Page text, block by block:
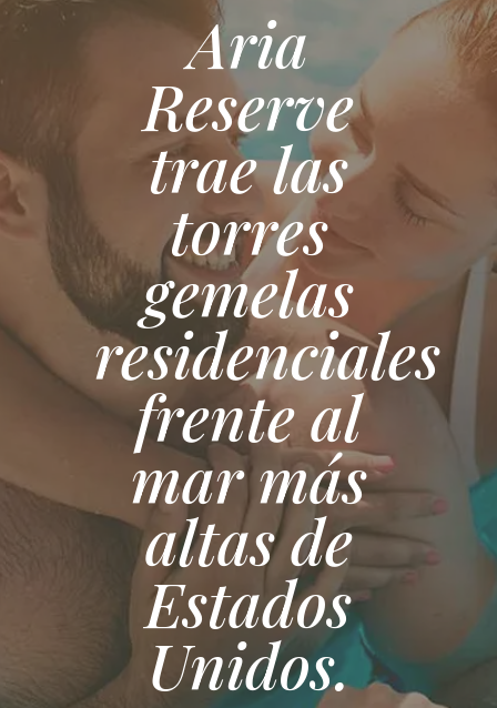
Aria
Reserve
trae las
torres
gemelas
residenciales
frente al
mar más
altas de
Estados
Unidos.